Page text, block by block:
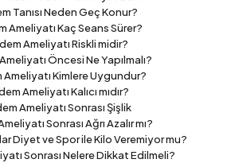
Tanısı Neden Geç Konur?
Ameliyatı Kaç Seans Sürer?
Ameliyatı Riskli midir?
Öncesi Ne Yapılmalı?
Kimlere Uygundur?
Ameliyatı Kalıcı mıdır?
Ameliyatı Sonrası Şişlik
Sonrası Ağrı Azalır mı?
Diyet ve Spor ile Kilo Veremiyor mu?
Sonrası Nelere Dikkat Edilmeli?